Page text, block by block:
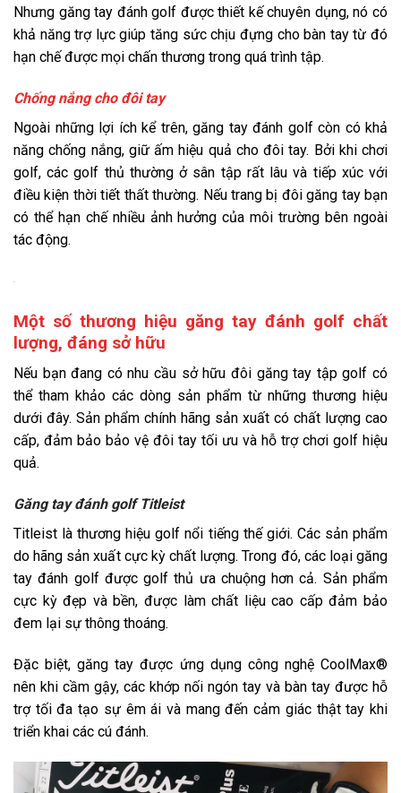
Nhưng găng tay đánh golf được thiết kế chuyên dụng, nó có
khả năng trợ lực giúp tăng sức chịu đựng cho bàn tay từ đó
hạn chế được mọi chấn thương trong quá trình tập.
Chống nắng cho đôi tay
Ngoài những lợi ích kể trên, găng tay đánh golf còn có khả
năng chống nắng, giữ ấm hiệu quả cho đôi tay. Bởi khi chơi
golf, các golf thủ thường ở sân tập rất lâu và tiếp xúc với
điều kiện thời tiết thất thường. Nếu trang bị đôi găng tay bạn
có thể hạn chế nhiều ảnh hưởng của môi trường bên ngoài
tác động.
Một số thương hiệu găng tay đánh golf chất
lượng, đáng sở hữu
Nếu bạn đang có nhu cầu sở hữu đôi găng tay tập golf có
thể tham khảo các dòng sản phẩm từ những thương hiệu
dưới đây. Sản phẩm chính hãng sản xuất có chất lượng cao
cấp, đảm bảo bảo vệ đôi tay tối ưu và hỗ trợ chơi golf hiệu
quả.
Găng tay đánh golf Titleist
Titleist là thương hiệu golf nổi tiếng thế giới. Các sản phẩm
do hãng sản xuất cực kỳ chất lượng. Trong đó, các loại găng
tay đánh golf được golf thủ ưa chuộng hơn cả. Sản phẩm
cực kỳ đẹp và bền, được làm chất liệu cao cấp đảm bảo
đem lại sự thông thoáng.
Đặc biệt, găng tay được ứng dụng công nghệ CoolMax®
nên khi cầm gậy, các khớp nối ngón tay và bàn tay được hỗ
trợ tối đa tạo sự êm ái và mang đến cảm giác thật tay khi
triển khai các cú đánh.